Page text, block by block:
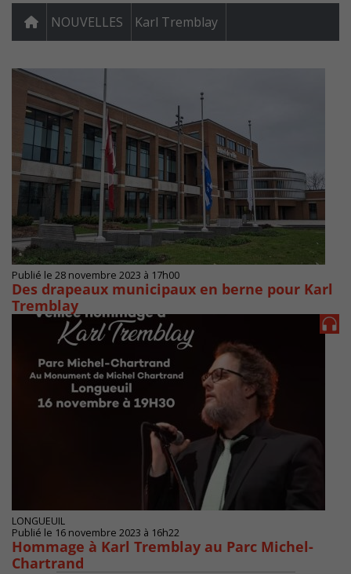
NOUVELLES Karl Tremblay
Publié le 28 novembre 2023 à 17h00
Des drapeaux municipaux en berne pour Karl
Tremblay
LONGUEUIL
Publié le 16 novembre 2023 à 16h22
Hommage à Karl Tremblay au Parc Michel-
Chartrand